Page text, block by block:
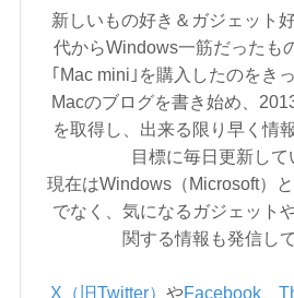
新しいもの好き＆ガジェット
代からWindows一筋だったも
｢Mac mini｣を購入したのをき
Macのブログを書き始め、
を取得し、出来る限り早く情
目標に毎日更新して
現在はWindows（Microsoft）
でなく、気になるガジェット
関する情報も発信し
X（旧Twitter） やFacebook、